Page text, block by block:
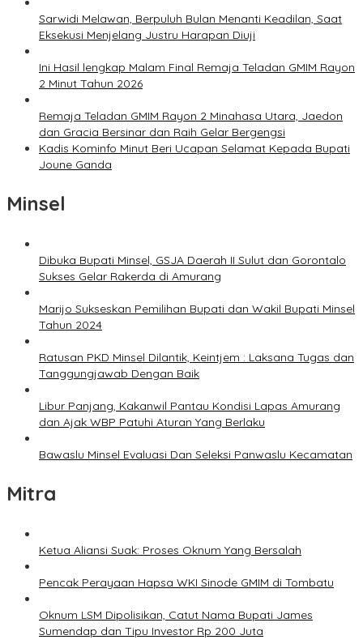
Sarwidi Melawan, Berpuluh Bulan Menanti Keadilan, Saat
Eksekusi Menjelang Justru Harapan Diuji
Ini Hasil lengkap Malam Final Remaja Teladan GMIM Rayon
2 Minut Tahun 2026
Remaja Teladan GMIM Rayon 2 Minahasa Utara, Jaedon
dan Gracia Bersinar dan Raih Gelar Bergengsi
Kadis Kominfo Minut Beri Ucapan Selamat Kepada Bupati
Joune Ganda
Minsel
Dibuka Bupati Minsel, GSJA Daerah II Sulut dan Gorontalo
Sukses Gelar Rakerda di Amurang
Marijo Sukseskan Pemilihan Bupati dan Wakil Bupati Minsel
Tahun 2024
Ratusan PKD Minsel Dilantik, Keintjem : Laksana Tugas dan
Tanggungjawab Dengan Baik
Libur Panjang, Kakanwil Pantau Kondisi Lapas Amurang
dan Ajak WBP Patuhi Aturan Yang Berlaku
Bawaslu Minsel Evaluasi Dan Seleksi Panwaslu Kecamatan
Mitra
Ketua Aliansi Suak: Proses Oknum Yang Bersalah
Pencak Perayaan Hapsa WKI Sinode GMIM di Tombatu
Oknum LSM Dipolisikan, Catut Nama Bupati James
Sumendap dan Tipu Investor Rp 200 Juta